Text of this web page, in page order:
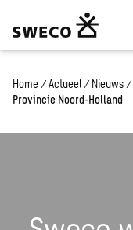
Home / Actueel / Nieuws /
Provincie Noord-Holland